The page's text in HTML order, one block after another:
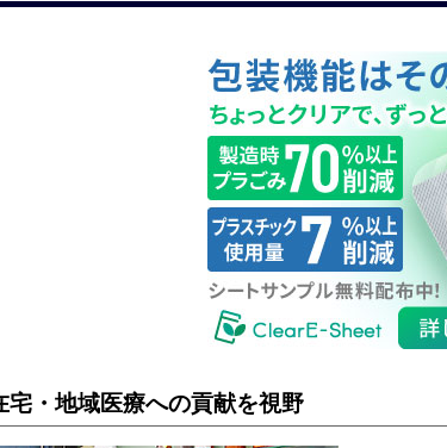
宅・地域医療への貢献を視野